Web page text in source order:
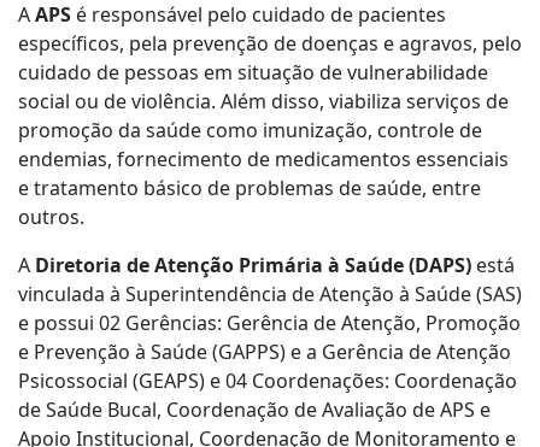
AAPS é responsável pelo cuidado de pacientes
específicos, pela prevenção de doenças e agravos, pelo
cuidado de pessoas em situação de vulnerabilidade
social ou de violência. Além disso, viabiliza serviços de
promoção da saúde como imunização, controle de
endemias, fornecimento de medicamentos essenciais
e tratamento básico de problemas de saúde, entre
outros.
A Diretoria de Atenção Primária à Saúde (DAPS) está
vinculada à Superintendência de Atenção à Saúde (SAS)
e possui 02 Gerências: Gerência de Atenção, Promoção
e Prevenção à Saúde (GAPPS) e a Gerência de Atenção
Psicossocial (GEAPS) e 04 Coordenações: Coordenação
de Saúde Bucal, Coordenação de Avaliação de APS e
Apoio Institucional, Coordenação de Monitoramento e